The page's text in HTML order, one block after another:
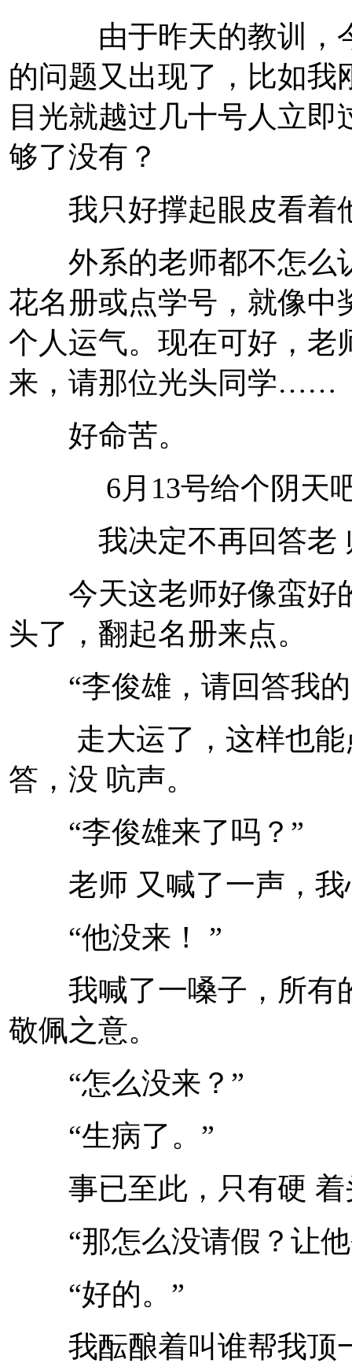
由于昨天的教训，今
的问题又出现了，比如我
目光就越过几十号人立
够了没有？
我只好撑起眼皮看着
外系的老师都不怎么
花名册或点学号，就像中
个人运气。现在可好，老
来，请那位光头同学……
好命苦。
6月13号给个阴天
我决定不再回答老
今天这老师好像蛮好
头了，翻起名册来点。
“李俊雄，请回答我的
走大运了，这样也能
答，没 吭声。
“李俊雄来了吗？”
老师 又喊了一声，我
“他没来！ ”
我喊了一嗓子，所有
敬佩之意。
“怎么没来？”
“生病了。”
事已至此，只有硬 着
“那怎么没请假？让他
“好的。”
我酝酿着叫谁帮我顶